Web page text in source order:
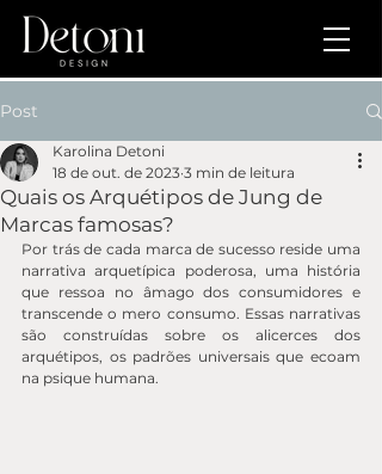
Post
Quais os Arquétipos de Jung de
Marcas famosas?
Karolina Detoni
18 de out. de 2023 3 min de leitura
Por trás de cada marca de sucesso reside uma
narrativa arquetípica poderosa, uma história
que ressoa no âmago dos consumidores e
transcende o mero consumo. Essas narrativas
são construídas sobre os alicerces dos
arquétipos, os padrões universais que ecoam
na psique humana.